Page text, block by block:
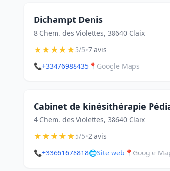
Dichampt Denis
8 Chem. des Violettes, 38640 Claix
★★★★★5/5•7 avis
📞+33476988435 📍 Google Maps
Cabinet de kinésithérapie
4 Chem. des Violettes, 38640 Claix
★★★★★5/5•2 avis
📞+33661678818🌐Site web 📍 Google